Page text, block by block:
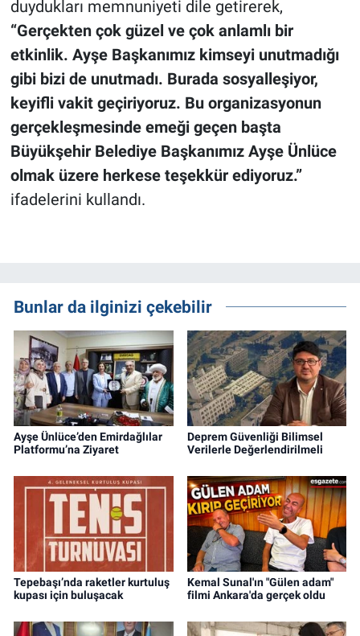
duydukları memnuniyeti dile getirerek,
“Gerçekten çok güzel ve çok anlamlı bir
etkinlik. Ayşe Başkanımız kimseyi unutmadığı
gibi bizi de unutmadı. Burada sosyalleşiyor,
keyifli vakit geçiriyoruz. Bu organizasyonun
gerçekleşmesinde emeği geçen başta
Büyükşehir Belediye Başkanımız Ayşe Ünlüce
olmak üzere herkese teşekkür ediyoruz.”
ifadelerini kullandı.
Bunlar da ilginizi çekebilir
Ayşe Ünlüce’den Emirdağlılar
Platformu’na Ziyaret
Deprem Güvenliği Bilimsel
Verilerle Değerlendirilmeli
Tepebaşı’nda raketler kurtuluş
kupası için buluşacak
Kemal Sunal'ın "Gülen adam"
filmi Ankara'da gerçek oldu